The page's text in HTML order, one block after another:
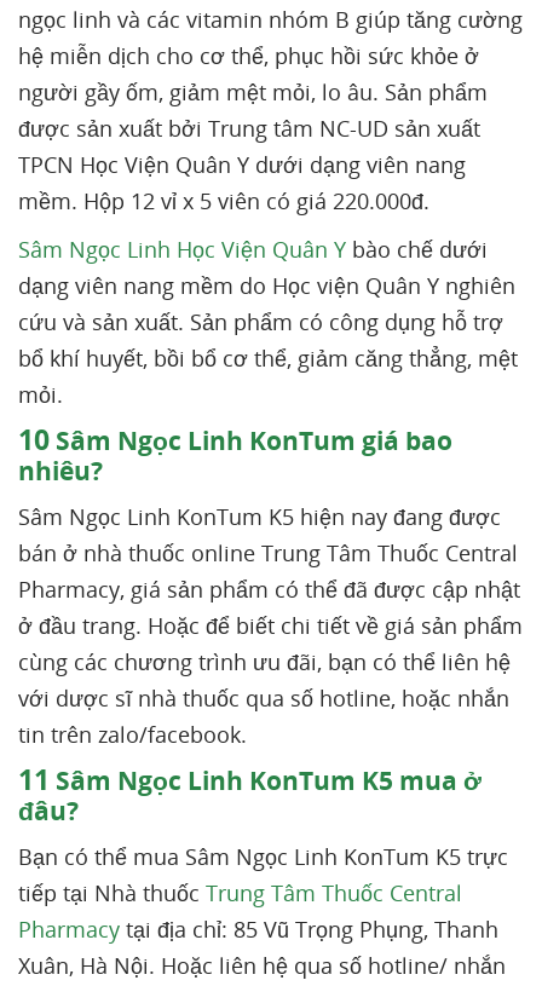
ngọc linh và các vitamin nhóm B giúp tăng cường
hệ miễn dịch cho cơ thể, phục hồi sức khỏe ở
người gầy ốm, giảm mệt mỏi, lo âu. Sản phẩm
được sản xuất bởi Trung tâm NC-UD sản xuất
TPCN Học Viện Quân Y dưới dạng viên nang
mềm. Hộp 12 vỉ x 5 viên có giá 220.000đ.
Sâm Ngọc Linh Học Viện Quân Y bào chế dưới
dạng viên nang mềm do Học viện Quân Y nghiên
cứu và sản xuất. Sản phẩm có công dụng hỗ trợ
bổ khí huyết, bồi bổ cơ thể, giảm căng thẳng, mệt
mỏi.
10 Sâm Ngọc Linh KonTum giá bao
nhiêu?
Sâm Ngọc Linh KonTum K5 hiện nay đang được
bán ở nhà thuốc online Trung Tâm Thuốc Central
Pharmacy, giá sản phẩm có thể đã được cập nhật
ở đầu trang. Hoặc để biết chi tiết về giá sản phẩm
cùng các chương trình ưu đãi, bạn có thể liên hệ
với dược sĩ nhà thuốc qua số hotline, hoặc nhắn
tin trên zalo/facebook.
11 Sâm Ngọc Linh KonTum K5 mua ở
đâu?
Bạn có thể mua Sâm Ngọc Linh KonTum K5 trực
tiếp tại Nhà thuốc Trung Tâm Thuốc Central
Pharmacy tại địa chỉ: 85 Vũ Trọng Phụng, Thanh
Xuân, Hà Nội. Hoặc liên hệ qua số hotline/ nhắn